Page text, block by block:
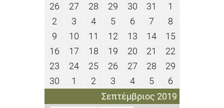
Σεπτέμβριος 2019
26
Αυγούστου
2019
27
Αυγούστου
2019
28
Αυγούστου
2019
29
Αυγούστου
2019
3030
Αυγούστου
2019
31
Αυγούστου
2019
1
2019
2
Σεπτεμβρίου
2019
3
Σεπτεμβρίου
2019
44
Σεπτεμβρίου
2019
55
Σεπτεμβρίου
2019
66
Σεπτεμβρίου
2019
77
Σεπτεμβρίου
2019
88
2019
9
Σεπτεμβρίου
2019
10
Σεπτεμβρίου
2019
11
Σεπτεμβρίου
2019
12
Σεπτεμβρίου
2019
1313
Σεπτεμβρίου
2019
1414
Σεπτεμβρίου
2019
1515
2019
16
Σεπτεμβρίου
2019
17
Σεπτεμβρίου
2019
18
Σεπτεμβρίου
2019
19
Σεπτεμβρίου
2019
2020
Σεπτεμβρίου
2019
21
Σεπτεμβρίου
2019
2222
23
Σεπτεμβρίου
2019
2424
Σεπτεμβρίου
2019
2525
Σεπτεμβρίου
2019
26
Σεπτεμβρίου
2019
2727
Σεπτεμβρίου
2019
2828
Σεπτεμβρίου
2019
2929
2019
30
Σεπτεμβρίου
1
Οκτωβρίου
2
Οκτωβρίου
2019
3
Οκτωβρίου
2019
44
Οκτωβρίου
2019
55
Οκτωβρίου
2019
66
Οκτωβρίου
2019